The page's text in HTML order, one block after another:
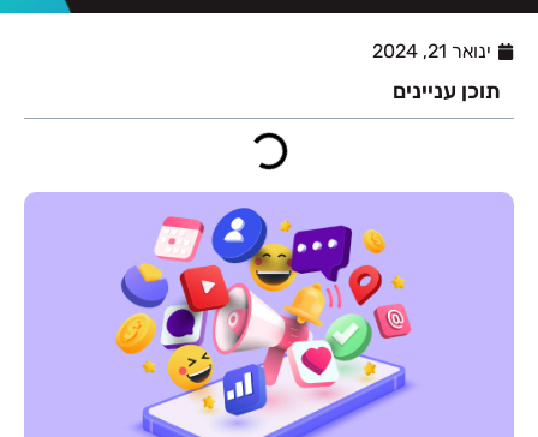
ינואר 21, 2024
תוכן עניינים